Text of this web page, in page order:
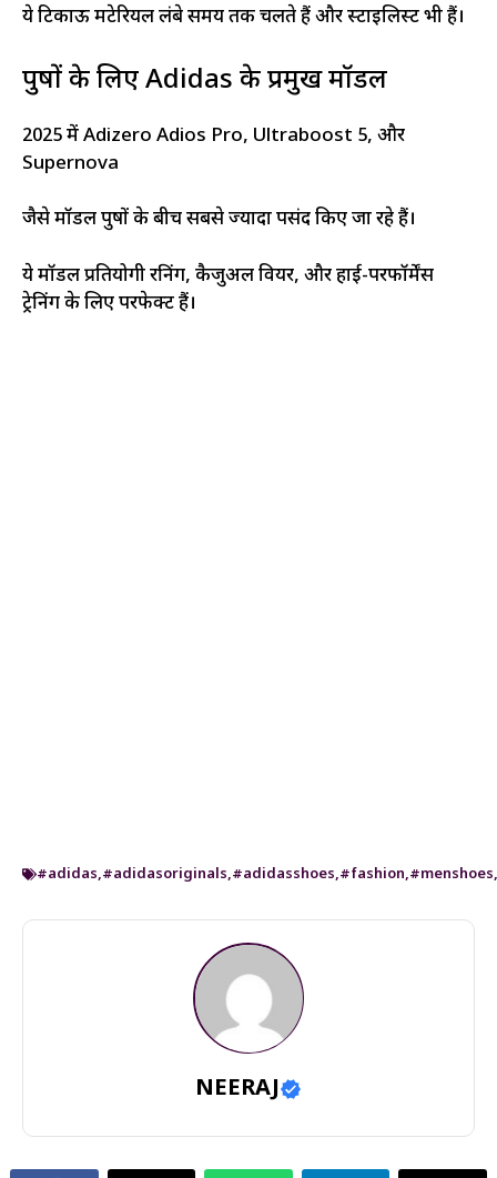
ये टिकाऊ मटेरियल लंबे समय तक चलते हैं और स्टाइलिस्ट भी हैं।
पुरुषों के लिए Adidas के प्रमुख मॉडल
2025 में Adizero Adios Pro, Ultraboost 5, और
Supernova
जैसे मॉडल पुरुषों के बीच सबसे ज्यादा पसंद किए जा रहे हैं।
ये मॉडल प्रतियोगी रनिंग, कैजुअल वियर, और हाई-परफॉर्मेंस
ट्रेनिंग के लिए परफेक्ट हैं।
#adidas,#adidasoriginals,#adidasshoes,#fashion,#menshoes,
NEERAJ